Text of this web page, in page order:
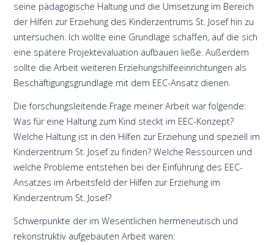
seine pädagogische Haltung und die Umsetzung im Bereich
der Hilfen zur Erziehung des Kinderzentrums St. Josef hin zu
untersuchen. Ich wollte eine Grundlage schaffen, auf die sich
eine spätere Projektevaluation aufbauen ließe. Außerdem
sollte die Arbeit weiteren Erziehungshilfeeinrichtungen als
Beschäftigungsgrundlage mit dem EEC-Ansatz dienen.
Die forschungsleitende Frage meiner Arbeit war folgende:
Was für eine Haltung zum Kind steckt im EEC-Konzept?
Welche Haltung ist in den Hilfen zur Erziehung und speziell im
Kinderzentrum St. Josef zu finden? Welche Ressourcen und
welche Probleme entstehen bei der Einführung des EEC-
Ansatzes im Arbeitsfeld der Hilfen zur Erziehung im
Kinderzentrum St. Josef?
Schwerpunkte der im Wesentlichen hermeneutisch und
rekonstruktiv aufgebauten Arbeit waren: